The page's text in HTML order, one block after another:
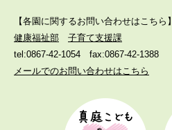
【各園に関するお問い合わせはこちら】
健康福祉部
子育て支援課
tel:0867-42-1054
fax:0867-42-1388
メールでのお問い合わせはこちら